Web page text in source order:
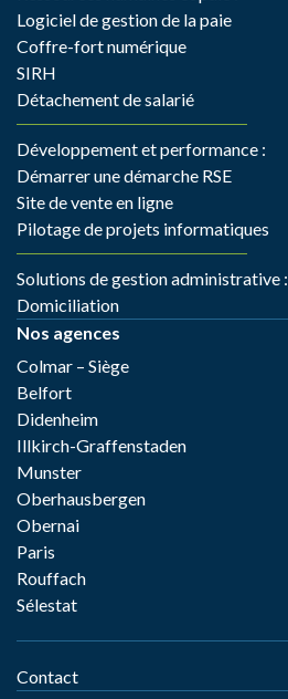
Logiciel de gestion de la paie
Coffre-fort numérique
SIRH
Détachement de salarié
Développement et performance :
Démarrer une démarche RSE
Site de vente en ligne
Pilotage de projets informatiques
Solutions de gestion administrative :
Domiciliation
Nos agences
Colmar – Siège
Belfort
Didenheim
Illkirch-Graffenstaden
Munster
Oberhausbergen
Obernai
Paris
Rouffach
Sélestat
Contact